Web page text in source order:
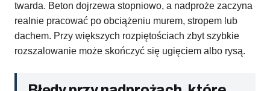
twarda. Beton dojrzewa stopniowo, a nadproże zaczyna
realnie pracować po obciążeniu murem, stropem lub
dachem. Przy większych rozpiętościach zbyt szybkie
rozszalowanie może skończyć się ugięciem albo rysą.